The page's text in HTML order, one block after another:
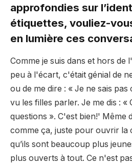
approfondies sur
étiquettes, vouliez-
en lumière ces
Comme je suis dans et hors de
peu à l'écart, c'était génial de
ou de me dire : « Je ne sais
vu les filles parler. Je me dis : «
questions ». C'est bien!' Même
comme ça, juste pour ouvrir la
qu’ils sont beaucoup plus
plus ouverts à tout. Ce n'est